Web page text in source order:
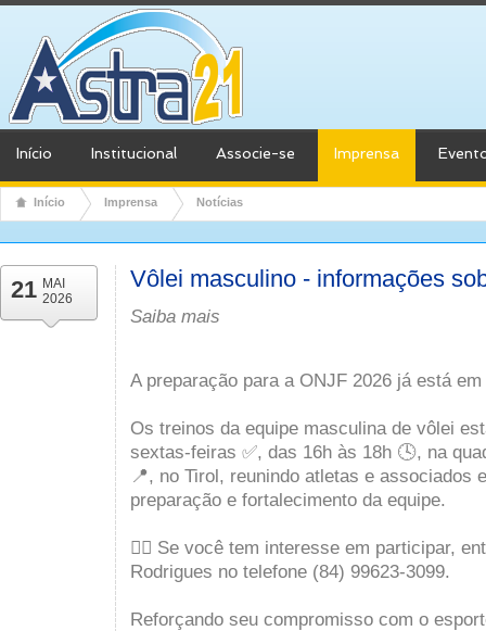
Início Institucional Associe-se Imprensa
Início Imprensa Notícias
21 MAI
2026
Vôlei masculino - informações
Saiba mais
A preparação para a ONJF 2026 já está
Os treinos da equipe masculina de vôlei
sextas-feiras ✅, das 16h às 18h 🕓, na
📍, no Tirol, reunindo atletas e associados
preparação e fortalecimento da equipe.
👉🏽 Se você tem interesse em participar,
Rodrigues no telefone (84) 99623-3099.
Reforçando seu compromisso com o